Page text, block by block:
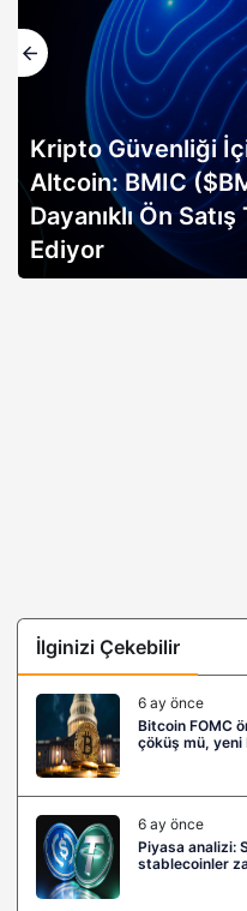
En İyi 3
Liderlik
İlginizi Çekebilir
6 ay önce
Bitcoin FOMC
çöküş mü, yeni
6 ay önce
Piyasa analizi:
stablecoinler